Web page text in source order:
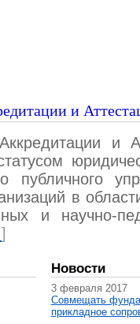
и
и
публичного
в
и научно-
]
Новости
3 февраля 2017
Совмещать
прикладное